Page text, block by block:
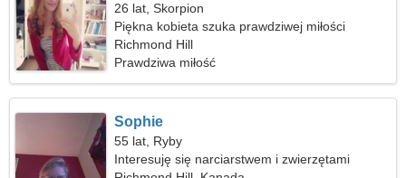
26 lat, Skorpion
Piękna kobieta szuka prawdziwej miłości
Richmond Hill
Prawdziwa miłość
Sophie
55 lat, Ryby
Interesuję się narciarstwem i zwierzętami